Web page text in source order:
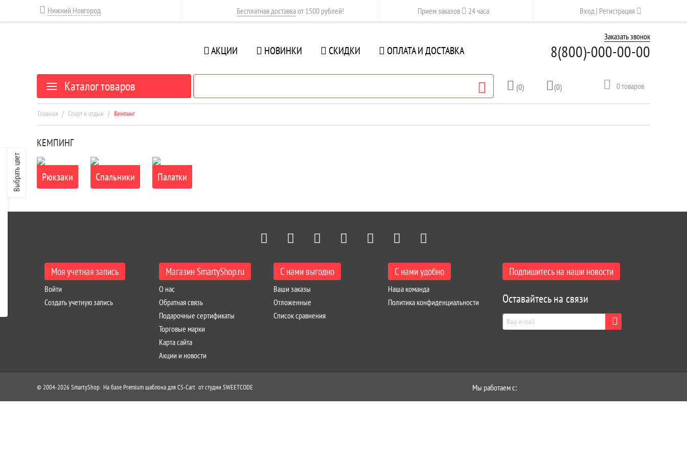
Нижний Новгород Бесплатная доставкаот 1500 рублей! Прием заказов 24 часа Вход | Регистрация
АКЦИИ НОВИНКИ СКИДКИ ОПЛАТА И ДОСТАВКА
Заказать звонок
8(800)-000-00-00
Каталог товаров (0) (0) 0товаров
Главная / Спорт и отдых / Кемпинг
КЕМПИНГ
Рюкзаки Спальники Палатки
Моя учетная запись
Войти
Создать учетную запись
Магазин SmartyShop.ru
О нас
Обратная связь
Подарочные сертификаты
Торговые марки
Карта сайта
Акции и новости
С нами выгодно
Ваши заказы
Отложенные
Список сравнения
С нами удобно
Наша команда
Политика конфиденциальности
Подпишитесь на наши новости
Оставайтесь на связи
© 2004-2026 SmartyShop. На базе Premium шаблона для CS-Cart от студии SWEETCODE Мы работаем с:
Выбрать цвет